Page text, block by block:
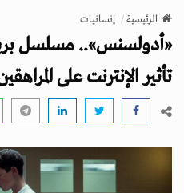
v
g
a
t
n
الرئيسية إنسانيات
«أدولسنس».. مسلسل
تأثير الإنترنت على